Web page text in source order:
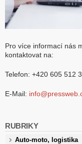
Pro více informací nás
kontaktovat na:
Telefon: +420 605 512
E-Mail:
RUBRIKY
Auto-moto, logistika